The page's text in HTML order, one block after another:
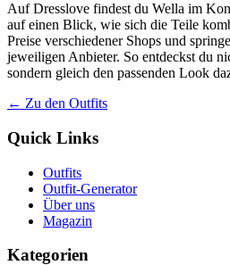
Auf Dresslove findest du Wella im
auf einen Blick, wie sich die Teile
Preise verschiedener Shops und
jeweiligen Anbieter. So entdeckst du
sondern gleich den passenden Look
← Zu den Outfits
Quick Links
Outfits
Outfit-Generator
Über uns
Magazin
Kategorien